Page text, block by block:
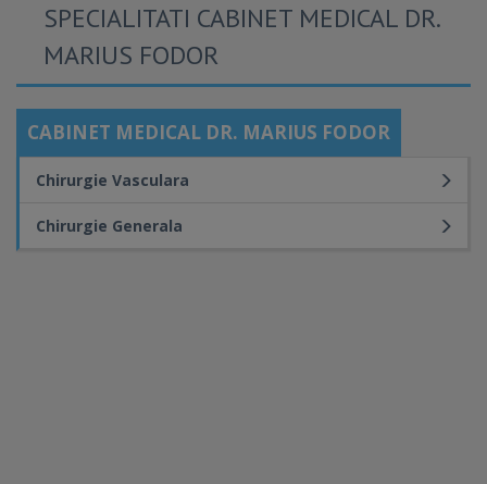
SPECIALITATI CABINET MEDICAL DR.
MARIUS FODOR
CABINET MEDICAL DR. MARIUS FODOR
Chirurgie Vasculara
Chirurgie Generala